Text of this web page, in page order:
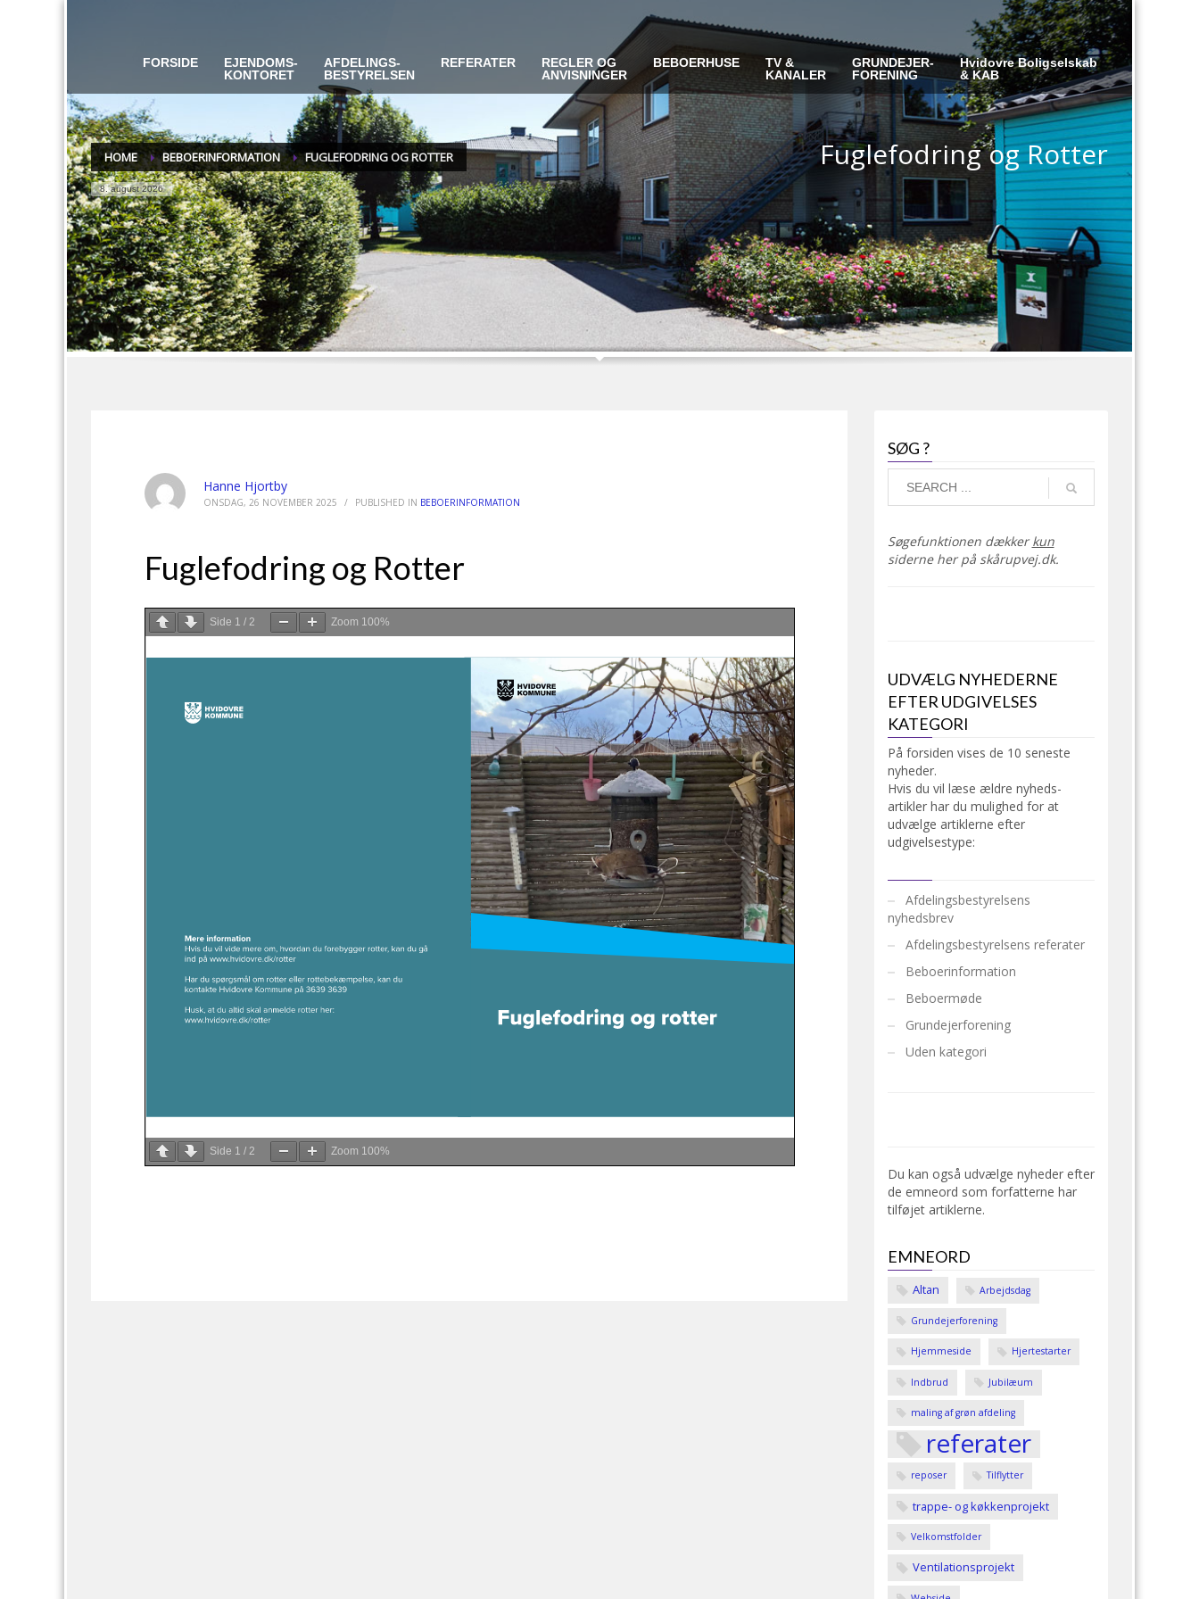
FORSIDE
EJENDOMS-
KONTORET
AFDELINGS-
BESTYRELSEN
REFERATER
REGLER OG
ANVISNINGER
BEBOERHUSE
TV &
KANALER
GRUNDEJER-
FORENING
Hvidovre Boligselskab
& KAB
HOME BEBOERINFORMATION FUGLEFODRING OG ROTTER
8. august 2026
Fuglefodring og Rotter
Hanne Hjortby
ONSDAG, 26 NOVEMBER 2025 / PUBLISHED IN BEBOERINFORMATION
Fuglefodring og Rotter
Side 1 / 2 Zoom 100%
Side 1 / 2 Zoom 100%
SØG ?
Søgefunktionen dækkerkun
siderne her på skårupvej.dk.
UDVÆLG NYHEDERNE
EFTER UDGIVELSES
KATEGORI
På forsiden vises de 10 seneste
nyheder.
Hvis du vil læse ældre nyheds-
artikler har du mulighed for at
udvælge artiklerne efter
udgivelsestype:
Afdelingsbestyrelsens
nyhedsbrev
Afdelingsbestyrelsens referater
Beboerinformation
Beboermøde
Grundejerforening
Uden kategori
Du kan også udvælge nyheder efter
de emneord som forfatterne har
tilføjet artiklerne.
EMNEORD
Altan Arbejdsdag
Grundejerforening
Hjemmeside Hjertestarter
Indbrud Jubilæum
maling af grøn afdeling
referater
reposer Tilflytter
trappe- og køkkenprojekt
Velkomstfolder
Ventilationsprojekt